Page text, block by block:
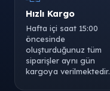
Hızlı Kargo
Hafta içi saat 15:00
öncesinde
oluşturduğunuz tüm
siparişler aynı gün
kargoya verilmektedir.